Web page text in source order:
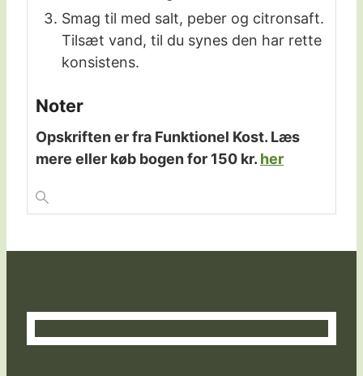
Smag til med salt, peber og citronsaft.
Tilsæt vand, til du synes den har rette
konsistens.
Noter
Opskriften er fra Funktionel Kost. Læs
mere eller køb bogen for 150 kr. her